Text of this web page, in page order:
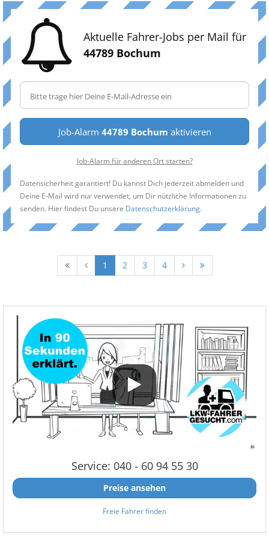
Aktuelle Fahrer-Jobs per Mail für
44789 Bochum
Job-Alarm 44789 Bochum aktivieren
Job-Alarm für anderen Ort starten?
Datensicherheit garantiert! Du kannst Dich jederzeit abmelden und
Deine E-Mail wird nur verwendet, um Dir nützliche Informationen zu
senden. Hier findest Du unsere Datenschutzerklärung.
1 2 3 4
Service: 040 - 60 94 55 30
Preise ansehen
Freie Fahrer finden